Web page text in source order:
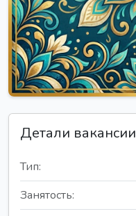
Детали вакансии
Тип:
Занятость: